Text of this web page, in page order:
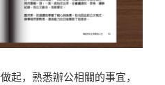
起，熟悉辦公相關的事宜，